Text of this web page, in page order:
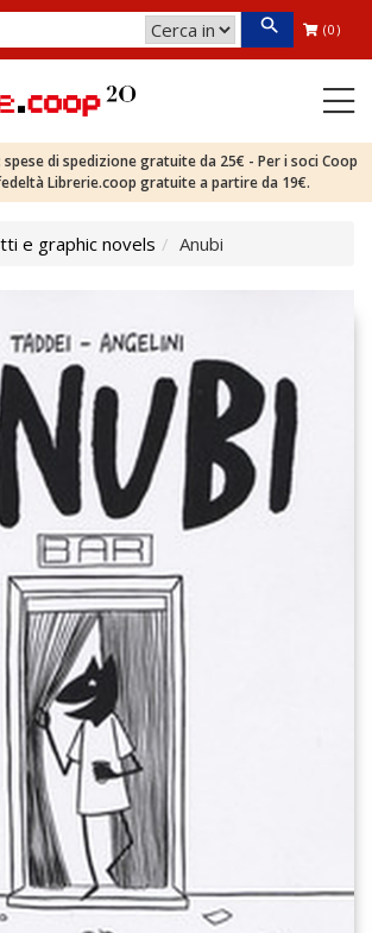
(0)
di spedizione gratuite da 25€ - Per i soci Coop
Librerie.coop gratuite a partire da 19€.
e graphic novels Anubi